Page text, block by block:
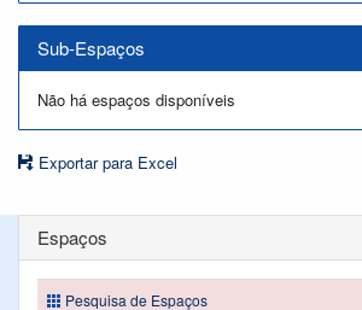
Sub-Espaços
Não há espaços disponíveis
Exportar para Excel
Espaços
Pesquisa de Espaços